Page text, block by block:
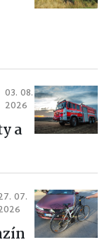
03. 08.
2026
a
07.